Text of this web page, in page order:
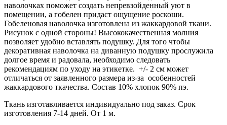
наволочках поможет создать непревзойденный уют в
помещении, а гобелен придаст ощущение роскоши.
Гобеленовая наволочка изготовлена из жаккардовой ткани.
Рисунок с одной стороны! Высококачественная молния
позволяет удобно вставлять подушку. Для того чтобы
декоративная наволочка на диванную подушку прослужила
долгое время и радовала, необходимо следовать
рекомендациям по уходу на этикетке. +/- 2 см может
отличаться от заявленного размера из-за особенностей
жаккардового ткачества. Состав 10% хлопок 90% пэ.
Ткань изготавливается индивидуально под заказ. Срок
изготовления 7-14 дней. От 1 м.